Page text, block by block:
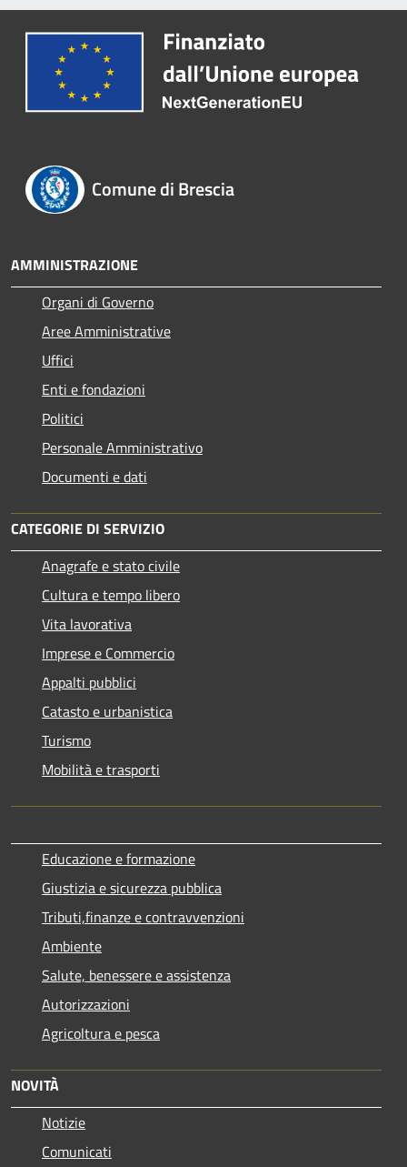
Comune di Brescia
AMMINISTRAZIONE
Organi di Governo
Aree Amministrative
Uffici
Enti e fondazioni
Politici
Personale Amministrativo
Documenti e dati
CATEGORIE DI SERVIZIO
Anagrafe e stato civile
Cultura e tempo libero
Vita lavorativa
Imprese e Commercio
Appalti pubblici
Catasto e urbanistica
Turismo
Mobilità e trasporti
Educazione e formazione
Giustizia e sicurezza pubblica
Tributi,finanze e contravvenzioni
Ambiente
Salute, benessere e assistenza
Autorizzazioni
Agricoltura e pesca
NOVITÀ
Notizie
Comunicati